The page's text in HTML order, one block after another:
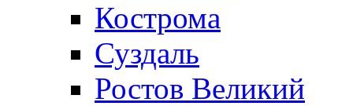
Кострома
Суздаль
Ростов Великий